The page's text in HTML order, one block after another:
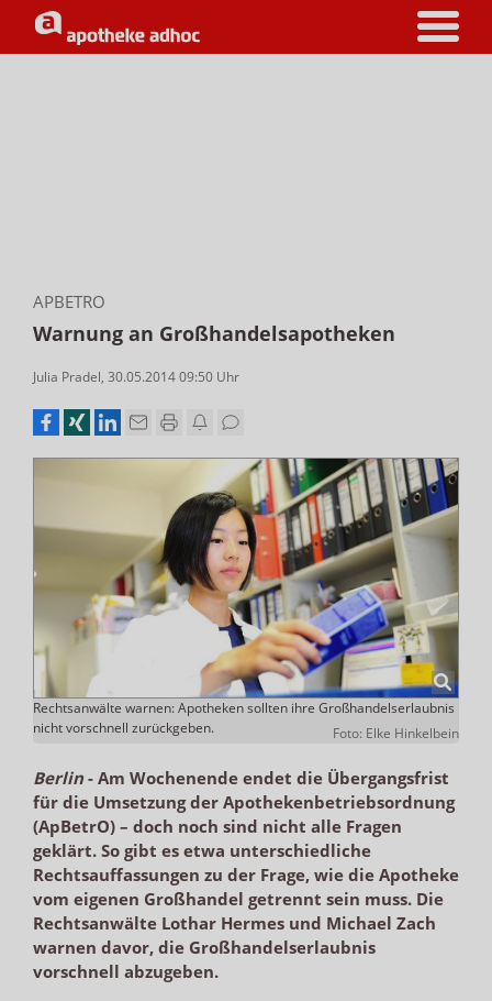
APBETRO
Warnung an Großhandelsapotheken
Julia Pradel, 30.05.2014 09:50 Uhr
Rechtsanwälte warnen: Apotheken sollten ihre Großhandelserlaubnis
nicht vorschnell zurückgeben.
Foto: Elke Hinkelbein
Berlin- Am Wochenende endet die Übergangsfrist
für die Umsetzung der Apothekenbetriebsordnung
(ApBetrO) – doch noch sind nicht alle Fragen
geklärt. So gibt es etwa unterschiedliche
Rechtsauffassungen zu der Frage, wie die Apotheke
vom eigenen Großhandel getrennt sein muss. Die
Rechtsanwälte Lothar Hermes und Michael Zach
warnen davor, die Großhandelserlaubnis
vorschnell abzugeben.